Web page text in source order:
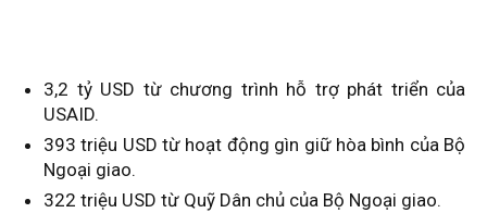
3,2 tỷ USD từ chương trình hỗ trợ phát triển của
USAID.
393 triệu USD từ hoạt động gìn giữ hòa bình của Bộ
Ngoại giao.
322 triệu USD từ Quỹ Dân chủ của Bộ Ngoại giao.